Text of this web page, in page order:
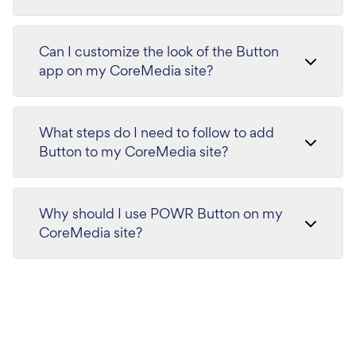
Can I customize the look of the Button
app on my CoreMedia site?
What steps do I need to follow to add
Button to my CoreMedia site?
Why should I use POWR Button on my
CoreMedia site?